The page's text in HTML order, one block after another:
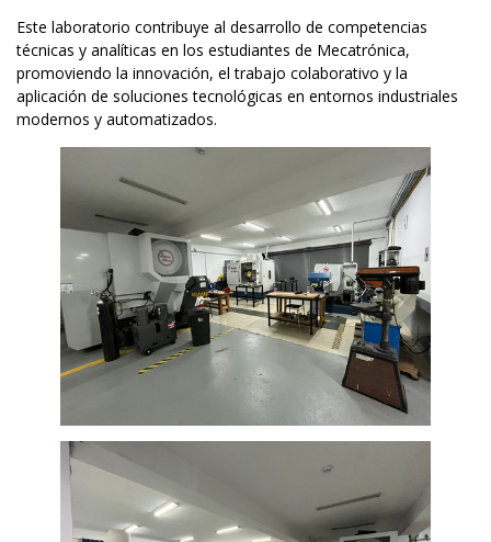
Este laboratorio contribuye al desarrollo de competencias
técnicas y analíticas en los estudiantes de Mecatrónica,
promoviendo la innovación, el trabajo colaborativo y la
aplicación de soluciones tecnológicas en entornos industriales
modernos y automatizados.